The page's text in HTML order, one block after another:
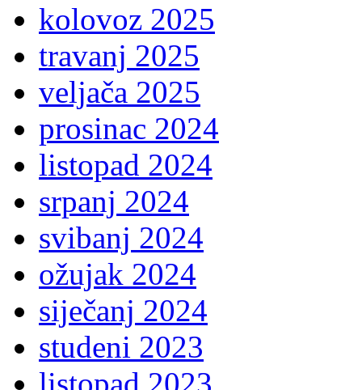
kolovoz 2025
travanj 2025
veljača 2025
prosinac 2024
listopad 2024
srpanj 2024
svibanj 2024
ožujak 2024
siječanj 2024
studeni 2023
listopad 2023